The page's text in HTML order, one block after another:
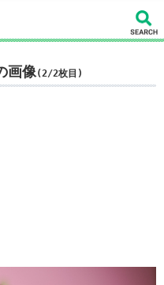
画像(2/2枚目)